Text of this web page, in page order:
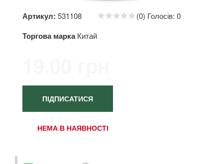
Артикул: 531108 (0) Голосів: 0
Торгова марка Китай
ПІДПИСАТИСЯ
НЕМА В НАЯВНОСТІ